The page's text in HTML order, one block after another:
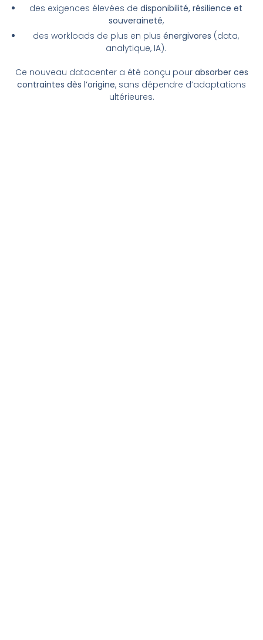
des exigences élevées de disponibilité, résilience et
souveraineté,
des workloads de plus en plus énergivores (data,
analytique, IA).
Ce nouveau datacenter a été conçu pour absorber ces
contraintes dès l’origine, sans dépendre d’adaptations
ultérieures.